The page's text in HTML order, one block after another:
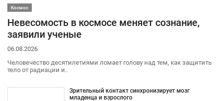
Космос
Невесомость в космосе меняет сознание,
заявили ученые
06.08.2026
Человечество десятилетиями ломает голову над тем, как защитить
тело от радиации и..
Зрительный контакт синхронизирует мозг
младенца и взрослого